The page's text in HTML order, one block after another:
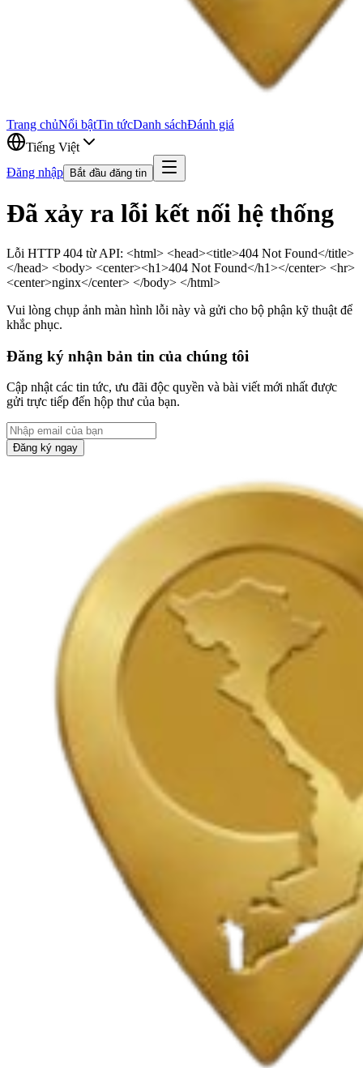
Trang chủNổi bậtTin tứcDanh sáchĐánh giá
Tiếng Việt
Đăng nhập
Bắt đầu đăng tin
Đã xảy ra lỗi kết nối hệ thống
Lỗi HTTP 404 từ API: <html> <head><title>404 Not Found</title>
</head> <body> <center><h1>404 Not Found</h1></center> <hr>
<center>nginx</center> </body> </html>
Vui lòng chụp ảnh màn hình lỗi này và gửi cho bộ phận kỹ thuật để
khắc phục.
Đăng ký nhận bản tin của chúng tôi
Cập nhật các tin tức, ưu đãi độc quyền và bài viết mới nhất được
gửi trực tiếp đến hộp thư của bạn.
Đăng ký ngay